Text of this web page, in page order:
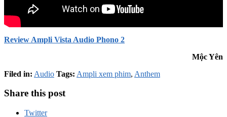
Review Ampli Vista Audio Phono 2
Mộc Yên
Filed in: Audio Tags: Ampli xem phim, Anthem
Share this post
Twitter